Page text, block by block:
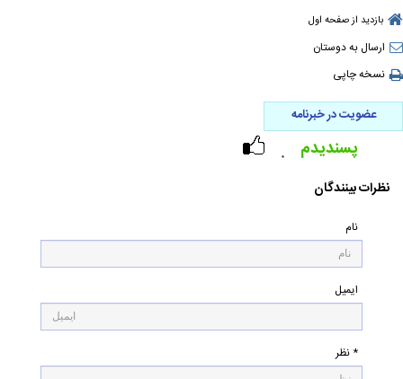
بازدید از صفحه اول
ارسال به دوستان
نسخه چاپی
عضویت در خبرنامه
۰ پسندیدم
نظرات بینندگان
نام
ایمیل
* نظر